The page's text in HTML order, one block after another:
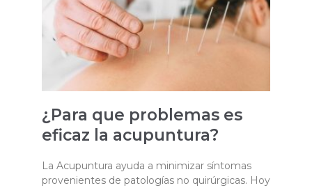
¿Para que problemas es
eficaz la acupuntura?
La Acupuntura ayuda a minimizar síntomas
provenientes de patologías no quirúrgicas. Hoy